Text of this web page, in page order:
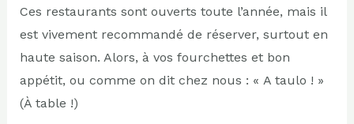
Ces restaurants sont ouverts toute l’année, mais il
est vivement recommandé de réserver, surtout en
haute saison. Alors, à vos fourchettes et bon
appétit, ou comme on dit chez nous : « A taulo ! »
(À table !)